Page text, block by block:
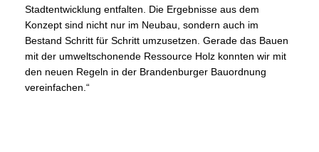
Stadtentwicklung entfalten. Die Ergebnisse aus dem
Konzept sind nicht nur im Neubau, sondern auch im
Bestand Schritt für Schritt umzusetzen. Gerade das Bauen
mit der umweltschonende Ressource Holz konnten wir mit
den neuen Regeln in der Brandenburger Bauordnung
vereinfachen.“